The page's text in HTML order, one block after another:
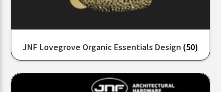
JNF Lovegrove Organic Essentials Design (50)